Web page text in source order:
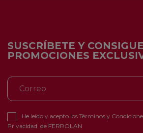
SUSCRÍBETE Y CONSIGUE
PROMOCIONES
He leído y acepto los Términos y
Privacidad de FERROLAN